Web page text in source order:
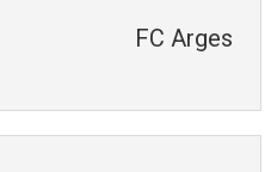
FC Arges